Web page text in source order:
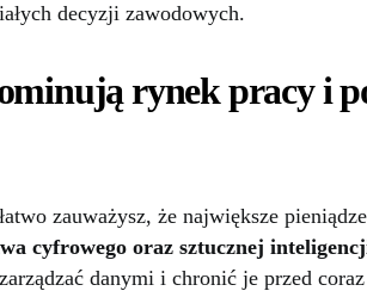
decyzji zawodowych.
rynek pracy i
zauważysz, że największe
cyfrowego oraz sztucznej
danymi i chronić je przed